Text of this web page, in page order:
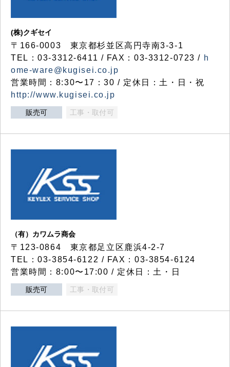
(株)クギセイ
〒166-0003 東京都杉並区高円寺南3-3-1
TEL：03-3312-6411 / FAX：03-3312-0723 / h
ome-ware@kugisei.co.jp
営業時間：8:30〜17：30 / 定休日：土・日・祝
http://www.kugisei.co.jp
販売可 工事・取付可
（有）カワムラ商会
〒123-0864 東京都足立区鹿浜4-2-7
TEL：03-3854-6122 / FAX：03-3854-6124
営業時間：8:00〜17:00 / 定休日：土・日
販売可 工事・取付可